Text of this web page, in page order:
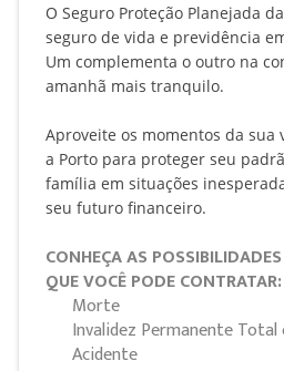
O Seguro Proteção Planejada
seguro de vida e previdência
Um complementa o outro na
amanhã mais tranquilo.
Aproveite os momentos da sua
a Porto para proteger seu
família em situações
seu futuro financeiro.
CONHEÇA AS
QUE VOCÊ PODE CONTRATAR:
Morte
Invalidez Permanente
Acidente